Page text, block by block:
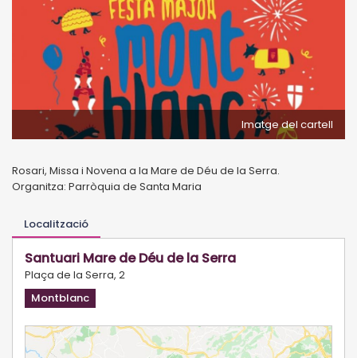
Imatge del cartell
Rosari, Missa i Novena a la Mare de Déu de la Serra.
Organitza: Parròquia de Santa Maria
Localització
Santuari Mare de Déu de la Serra
Plaça de la Serra, 2
Montblanc